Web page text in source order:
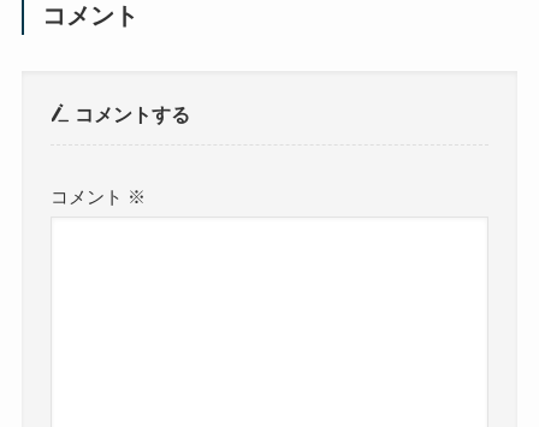
コメント
コメントする
コメント ※